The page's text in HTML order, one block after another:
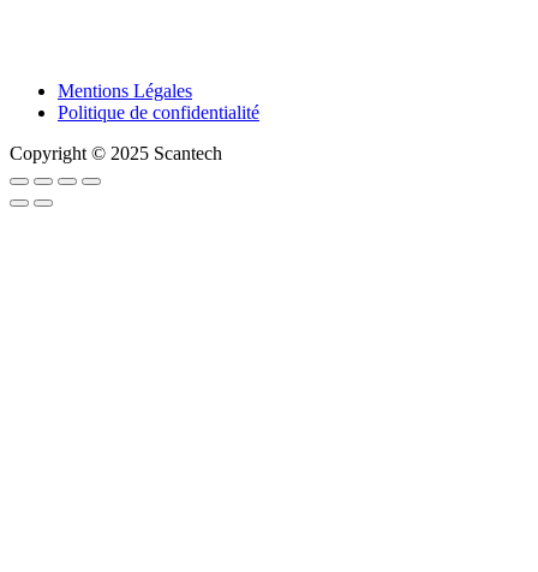
Mentions Légales
Politique de confidentialité
Copyright © 2025 Scantech